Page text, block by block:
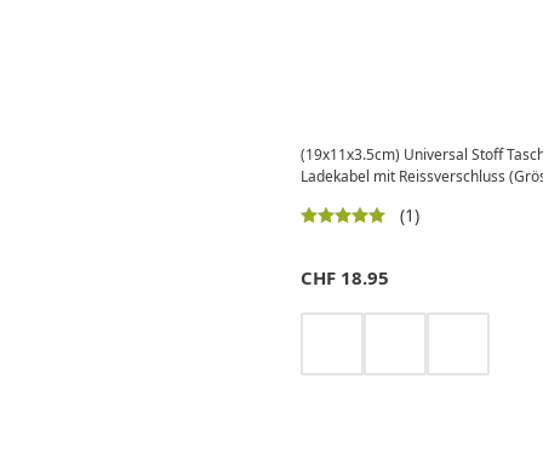
(19x11x3.5cm) Universal Stoff
Ladekabel mit Reissverschluss
(1)
CHF 18.95